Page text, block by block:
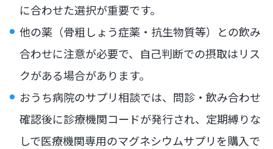
に合わせた選択が重要です。
他の薬（骨粗しょう症薬・抗生物質等）との飲み
合わせに注意が必要で、自己判断での摂取はリス
クがある場合があります。
おうち病院のサプリ相談では、問診・飲み合わせ
確認後に診療機関コードが発行され、定期縛りな
しで医療機関専用のマグネシウムサプリを購入で